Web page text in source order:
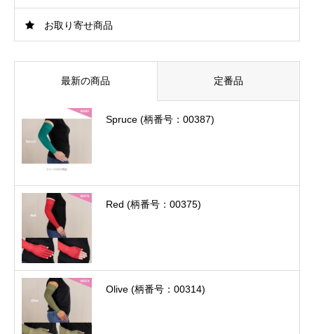
お取り寄せ商品
最新の商品 定番品
Spruce (柄番号：00387)
Red (柄番号：00375)
Olive (柄番号：00314)